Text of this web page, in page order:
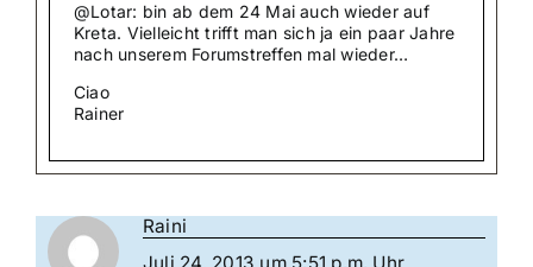
@Lotar: bin ab dem 24 Mai auch wieder auf
Kreta. Vielleicht trifft man sich ja ein paar Jahre
nach unserem Forumstreffen mal wieder…
Ciao
Rainer
Raini